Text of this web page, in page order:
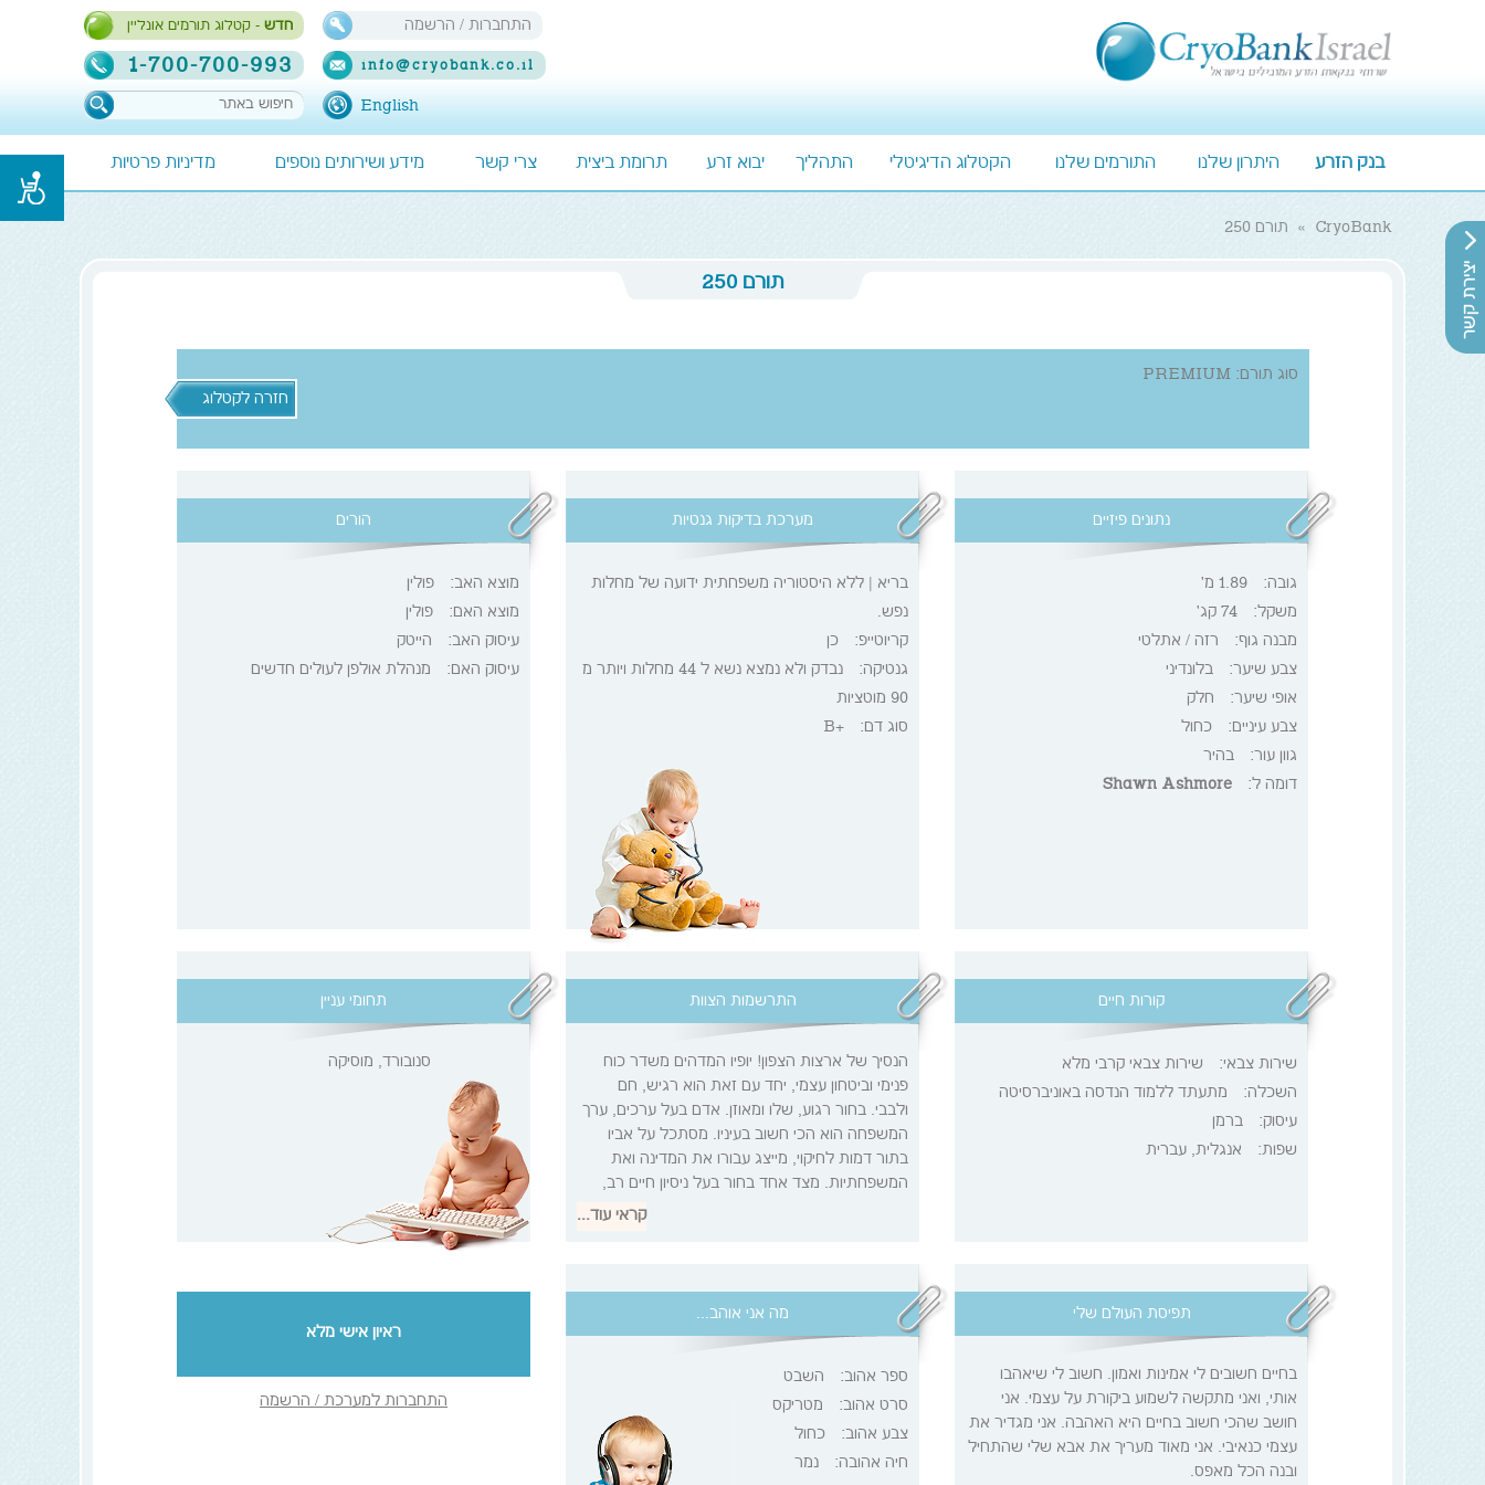
info@cryobank.co.il
English
חדש- קטלוג תורמים אונליין התחברות / הרשמה
1-700-700-993
בנק הזרע היתרון שלנו התורמים שלנו הקטלוג הדיגיטלי התהליך יבוא זרע תרומת ביצית צרי קשר מידע ושירותים נוספים מדיניות פרטיות
CryoBank
» תורם 250
תורם 250
סוג תורם: PREMIUM
חזרה לקטלוג
נתונים פיזיים
גובה: 1.89 מ'
משקל: 74 קג'
מבנה גוף:
רזה / אתלטי
צבע שיער: בלונדיני
אופי שיער:
חלק
צבע עיניים: כחול
גוון עור: בהיר
דומה ל: Shawn Ashmore
מערכת בדיקות גנטיות
בריא | ללא היסטוריה משפחתית ידועה של מחלות
נפש.
קריוטייפ: כן
גנטיקה:
נבדק ולא נמצא נשא ל 44 מחלות ויותר מ
90 מוטציות
סוג דם: +B
הורים
מוצא האב: פולין
מוצא האם: פולין
עיסוק האב:
הייטק
עיסוק האם:
מנהלת אולפן לעולים חדשים
קורות חיים
שירות צבאי:
שירות צבאי קרבי מלא
השכלה:
מתעתד ללמוד הנדסה באוניברסיטה
עיסוק: ברמן
שפות:
אנגלית, עברית
התרשמות הצוות
הנסיך של ארצות הצפון! יופיו המדהים משדר כוח
פנימי וביטחון עצמי, יחד עם זאת הוא רגיש, חם
ולבבי. בחור רגוע, שלו ומאוזן. אדם בעל ערכים, ערך
המשפחה הוא הכי חשוב בעיניו. מסתכל על אביו
בתור דמות לחיקוי, מייצג עבורו את המדינה ואת
המשפחתיות. מצד אחד בחור בעל ניסיון חיים רב,
היה לוחם בקרבי, היה במקומות רבים בעולם, מצד
שני נשאר נאיבי, מאמין באהבה ובשלום. למרות
להצחיק את החבר'ה.
קראי עוד...
תחומי עניין
סנובורד, מוסיקה
תפיסת העולם שלי
בחיים חשובים לי אמינות ואמון. חשוב לי שיאהבו
אותי, ואני מתקשה לשמוע ביקורת על עצמי. אני
חושב שהכי חשוב בחיים היא האהבה. אני מגדיר את
עצמי כנאיבי. אני מאוד מעריך את אבא שלי שהתחיל
ובנה הכל מאפס.
מה אני אוהב...
ספר אהוב:
השבט
סרט אהוב:
מטריקס
צבע אהוב: כחול
חיה אהובה: נמר
ראיון אישי מלא
התחברות למערכת / הרשמה